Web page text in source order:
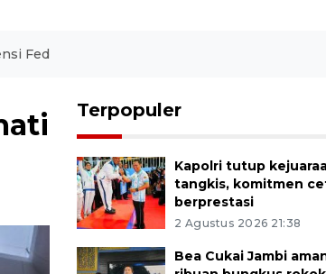
Fed
Terpopuler
Kapolri tutup
tangkis, komitmen
berprestasi
2 Agustus 2026 21:38
Bea Cukai Jambi